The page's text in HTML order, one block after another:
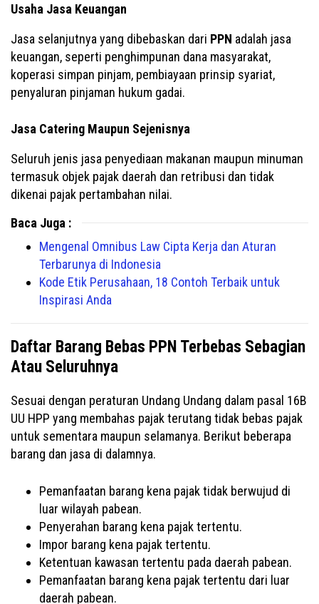
Usaha Jasa Keuangan
Jasa selanjutnya yang dibebaskan dari PPN adalah jasa
keuangan, seperti penghimpunan dana masyarakat,
koperasi simpan pinjam, pembiayaan prinsip syariat,
penyaluran pinjaman hukum gadai.
Jasa Catering Maupun Sejenisnya
Seluruh jenis jasa penyediaan makanan maupun minuman
termasuk objek pajak daerah dan retribusi dan tidak
dikenai pajak pertambahan nilai.
Baca Juga :
Mengenal Omnibus Law Cipta Kerja dan Aturan
Terbarunya di Indonesia
Kode Etik Perusahaan, 18 Contoh Terbaik untuk
Inspirasi Anda
Daftar Barang Bebas PPN Terbebas Sebagian
Atau Seluruhnya
Sesuai dengan peraturan Undang Undang dalam pasal 16B
UU HPP yang membahas pajak terutang tidak bebas pajak
untuk sementara maupun selamanya. Berikut beberapa
barang dan jasa di dalamnya.
Pemanfaatan barang kena pajak tidak berwujud di
luar wilayah pabean.
Penyerahan barang kena pajak tertentu.
Impor barang kena pajak tertentu.
Ketentuan kawasan tertentu pada daerah pabean.
Pemanfaatan barang kena pajak tertentu dari luar
daerah pabean.